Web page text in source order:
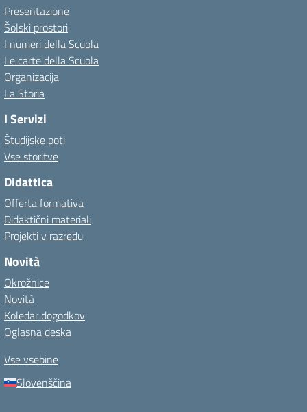
Presentazione
Šolski prostori
I numeri della Scuola
Le carte della Scuola
Organizacija
La Storia
I Servizi
Študijske poti
Vse storitve
Didattica
Offerta formativa
Didaktični materiali
Projekti v razredu
Novità
Okrožnice
Novità
Koledar dogodkov
Oglasna deska
Vse vsebine
Slovenščina